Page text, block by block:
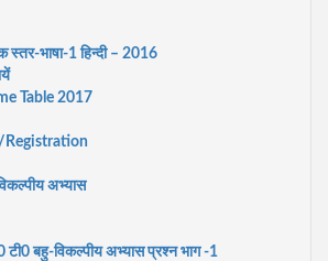
स्तर-भाषा-1 हिन्दी – 2016
Table 2017
अभ्यास
टी0 बहु-विकल्पीय अभ्यास प्रश्न भाग -1